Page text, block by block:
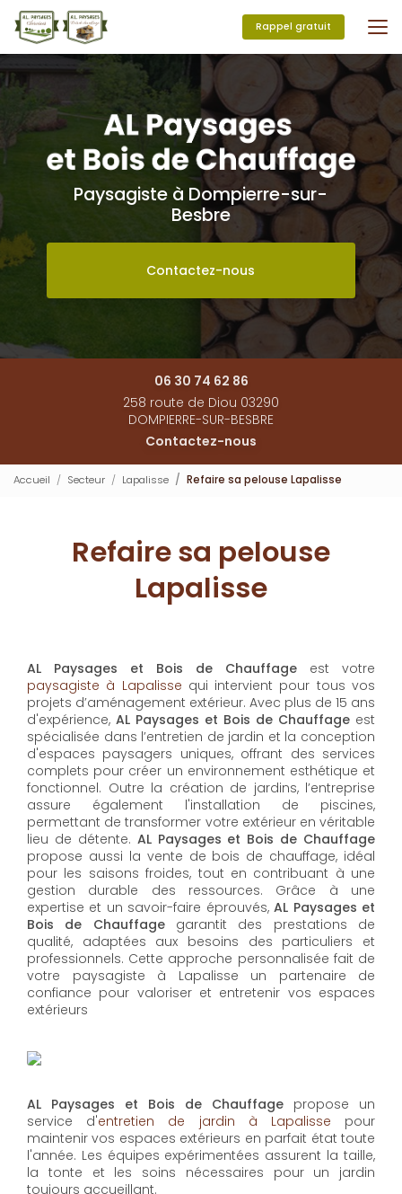
Aller
au
contenu
principal
Rappel gratuit
Paysagiste à Dompierre-sur-
Besbre
Contactez-nous
06 30 74 62 86
258 route de Diou 03290
DOMPIERRE-SUR-BESBRE
Contactez-nous
Accueil Secteur Lapalisse Refaire sa pelouse Lapalisse
Refaire sa pelouse
Lapalisse
AL Paysages et Bois de Chauffage est votre
paysagiste à Lapalisse qui intervient pour tous vos
projets d’aménagement extérieur. Avec plus de 15 ans
d'expérience, AL Paysages et Bois de Chauffage est
spécialisée dans l’entretien de jardin et la conception
d'espaces paysagers uniques, offrant des services
complets pour créer un environnement esthétique et
fonctionnel. Outre la création de jardins, l’entreprise
assure également l'installation de piscines,
permettant de transformer votre extérieur en véritable
lieu de détente. AL Paysages et Bois de Chauffage
propose aussi la vente de bois de chauffage, idéal
pour les saisons froides, tout en contribuant à une
gestion durable des ressources. Grâce à une
expertise et un savoir-faire éprouvés,AL Paysages et
Bois de Chauffagegarantit des prestations de
qualité, adaptées aux besoins des particuliers et
professionnels. Cette approche personnalisée fait de
votre paysagiste à Lapalisse un partenaire de
confiance pour valoriser et entretenir vos espaces
extérieurs